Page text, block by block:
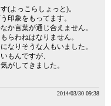
(よっこらしょっと)。
印象をもってます。
か言葉が通じ合えません。
らわねはなりません。
なりそうな人もいました。
もんですが、
がしてきました。
2014/03/30 09:38